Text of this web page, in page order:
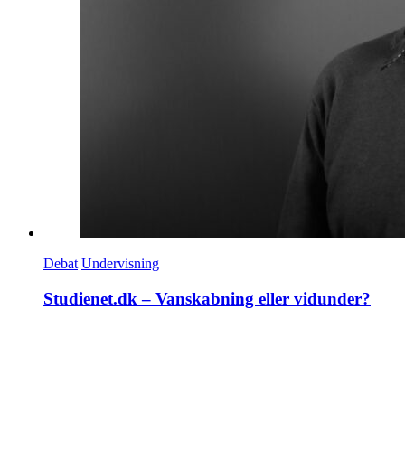
Debat Undervisning
Studienet.dk – Vanskabning eller vidunder?